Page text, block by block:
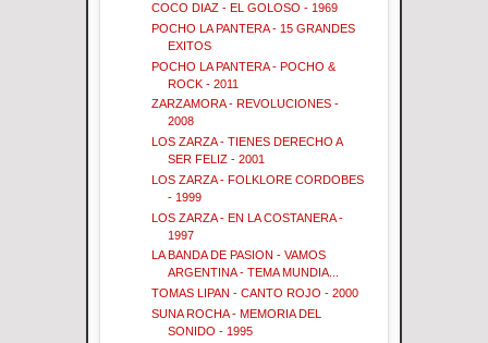
COCO DIAZ - EL GOLOSO - 1969
POCHO LA PANTERA - 15 GRANDES
EXITOS
POCHO LA PANTERA - POCHO &
ROCK - 2011
ZARZAMORA - REVOLUCIONES -
2008
LOS ZARZA - TIENES DERECHO A
SER FELIZ - 2001
LOS ZARZA - FOLKLORE CORDOBES
- 1999
LOS ZARZA - EN LA COSTANERA -
1997
LA BANDA DE PASION - VAMOS
ARGENTINA - TEMA MUNDIA...
TOMAS LIPAN - CANTO ROJO - 2000
SUNA ROCHA - MEMORIA DEL
SONIDO - 1995